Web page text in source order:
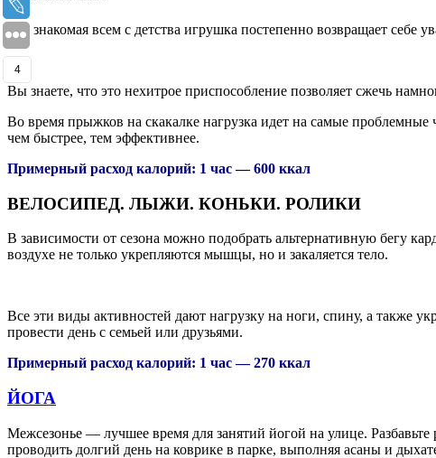
Эта знакомая всем с детства игрушка постепенно возвращает себе
Вы знаете, что это нехитрое приспособление позволяет сжечь
Во время прыжков на скакалке нагрузка идет на самые
чем быстрее, тем эффективнее.
Примерный расход калорий: 1 час — 600 ккал
ВЕЛОСИПЕД. ЛЫЖИ. КОНЬКИ. РОЛИКИ
В зависимости от сезона можно подобрать альтернативную бегу
воздухе не только укрепляются мышцы, но и закаляется тело.
Все эти виды активностей дают нагрузку на ноги, спину, а также
провести день с семьей или друзьями.
Примерный расход калорий: 1 час — 270 ккал
ЙОГА
Межсезонье — лучшее время для занятий йогой на улице.
проводить долгий день на коврике в парке, выполняя асаны и
4